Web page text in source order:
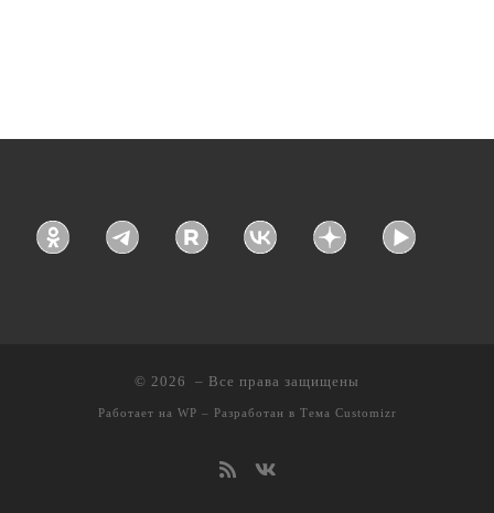
© 2026 – Все права защищены
Работает на WP – Разработан в Тема Customizr